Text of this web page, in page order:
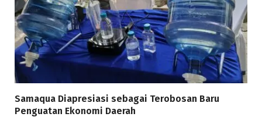
Samaqua Diapresiasi sebagai Terobosan Baru
Penguatan Ekonomi Daerah